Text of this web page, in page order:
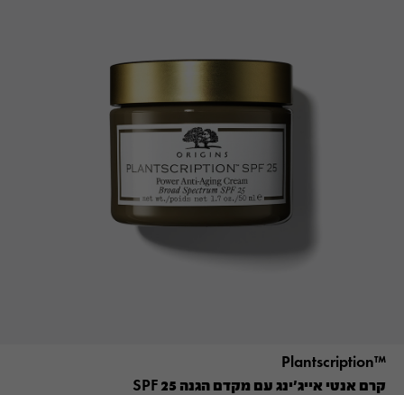
™Plantscription
קרם אנטי אייג׳ינג עם מקדם הגנה SPF 25